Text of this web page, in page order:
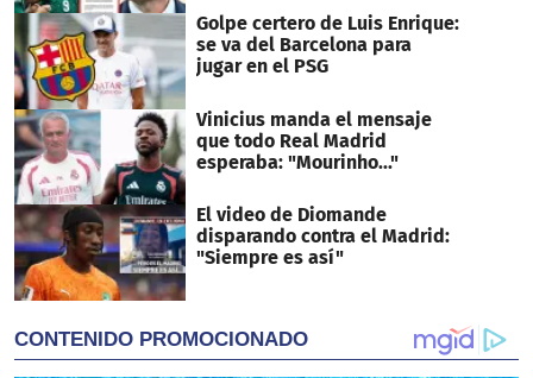
Golpe certero de Luis Enrique:
se va del Barcelona para
jugar en el PSG
Vinicius manda el mensaje
que todo Real Madrid
esperaba: "Mourinho..."
El video de Diomande
disparando contra el Madrid:
"Siempre es así"